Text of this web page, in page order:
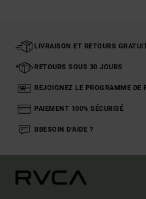
LIVRAISON ET RETOURS
RETOURS SOUS 30 JOURS
REJOIGNEZ LE PROGRAMME DE
PAIEMENT 100% SÉCURISÉ
BBESOIN D'AIDE ?